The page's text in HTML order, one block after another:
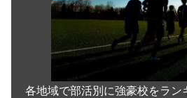
各地域で部活別に強豪校をラン